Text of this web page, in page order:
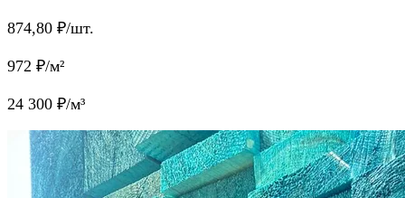
874,80 ₽/шт.
972 ₽/м²
24 300 ₽/м³